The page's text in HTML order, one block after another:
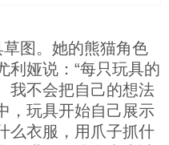
图。她的熊猫角色
利娅说：“每只玩具的
我不会把自己的想法
，玩具开始自己展示
么衣服，用爪子抓什